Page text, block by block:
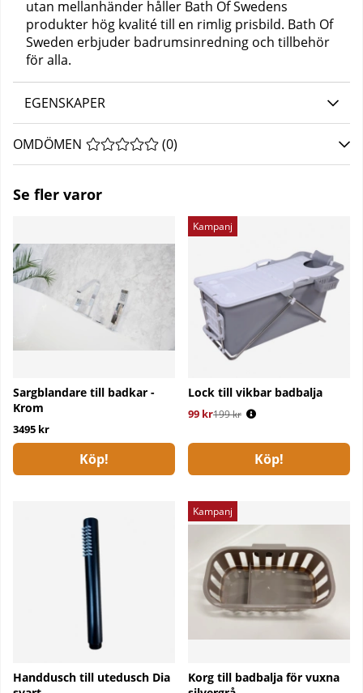
utan mellanhänder håller Bath Of Swedens
produkter hög kvalité till en rimlig prisbild. Bath Of
Sweden erbjuder badrumsinredning och tillbehör
för alla.
EGENSKAPER
OMDÖMEN MEDELBETYG 0 AV 5 ANTAL BETYG 0
(0)
Se fler varor
Sargblandare till badkar -
Krom
3495 kr
Köp!
Kampanj
Lock till vikbar badbalja
99 kr
Ordinarie pris:
199 kr
Köp!
Handdusch till utedusch Dia
Kampanj
Korg till badbalja för vuxna